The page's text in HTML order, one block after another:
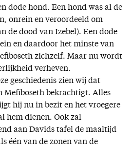
dode hond. Een hond was al de
onrein en veroordeeld om
de dood van Izebel). Een dode
en daardoor het minste van
zichzelf. Maar nu wordt
verheven.
geschiedenis zien wij dat
Mefiboseth bekrachtigt. Alles
hij nu in bezit en het vroegere
hem dienen. Ook zal
aan Davids tafel de maaltijd
één van de zonen van de